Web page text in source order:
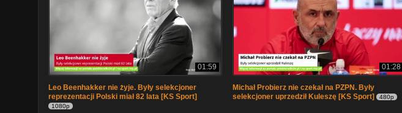
01:59
Leo Beenhakker nie żyje. Były selekcjoner
reprezentacji Polski miał 82 lata [KS Sport]
1080p
01:28
Michał Probierz nie czekał na PZPN. Były
selekcjoner uprzedził Kuleszę [KS Sport]
480p